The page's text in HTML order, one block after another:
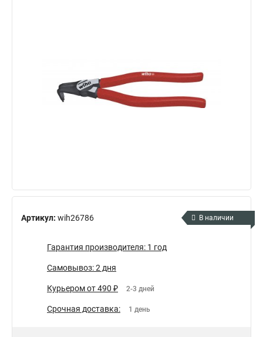
Артикул: wih26786 В наличии
Гарантия производителя: 1 год
Самовывоз: 2 дня
Курьером от 490 ₽ 2-3 дней
Срочная доставка: 1 день